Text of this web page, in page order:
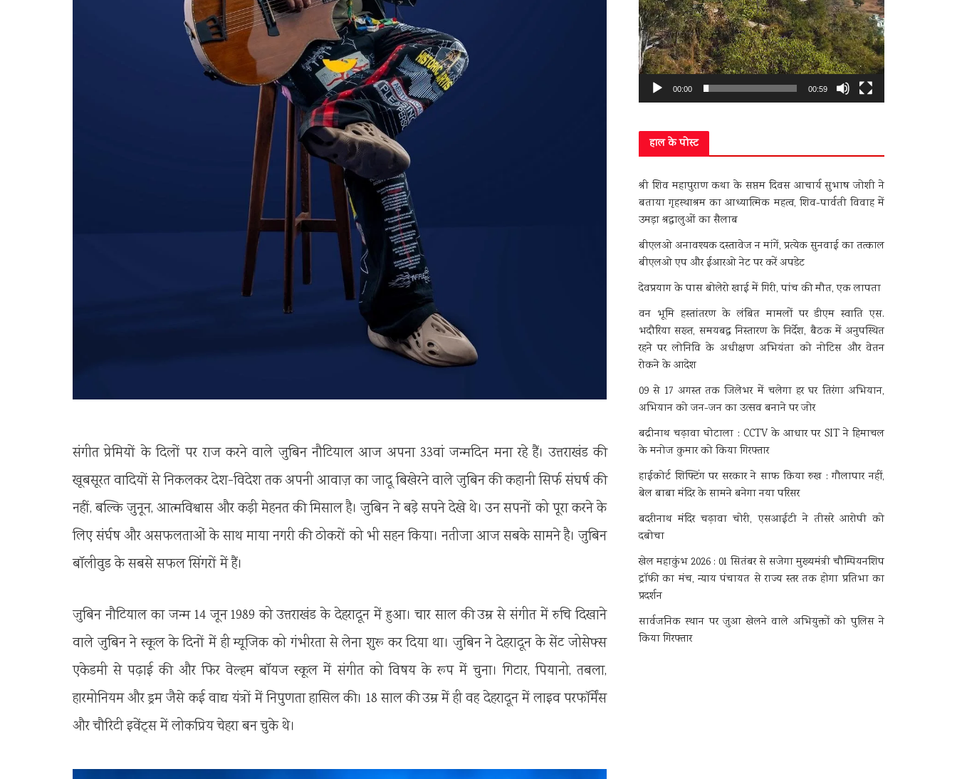
संगीत प्रेमियों के दिलों पर राज करने वाले जुबिन नौटियाल आज अपना 33वां जन्मदिन मना रहे हैं। उत्तराखंड की
खूबसूरत वादियों से निकलकर देश-विदेश तक अपनी आवाज़ का जादू बिखेरने वाले जुबिन की कहानी सिर्फ संघर्ष की
नहीं, बल्कि जुनून, आत्मविश्वास और कड़ी मेहनत की मिसाल है। जुबिन ने बड़े सपने देखे थे। उन सपनों को पूरा करने के
लिए संर्घष और असफलताओं के साथ माया नगरी की ठोकरों को भी सहन किया। नतीजा आज सबके सामने है। जुबिन
बॉलीवुड के सबसे सफल सिंगरों में हैं।
जुबिन नौटियाल का जन्म 14 जून 1989 को उत्तराखंड के देहरादून में हुआ। चार साल की उम्र से संगीत में रुचि दिखाने
वाले जुबिन ने स्कूल के दिनों में ही म्यूजिक को गंभीरता से लेना शुरू कर दिया था। जुबिन ने देहरादून के सेंट जोसेफ्स
एकेडमी से पढ़ाई की और फिर वेल्हम बॉयज स्कूल में संगीत को विषय के रूप में चुना। गिटार, पियानो, तबला,
हारमोनियम और ड्रम जैसे कई वाद्य यंत्रों में निपुणता हासिल की। 18 साल की उम्र में ही वह देहरादून में लाइव परफॉर्मेंस
और चौरिटी इवेंट्स में लोकप्रिय चेहरा बन चुके थे।
00:00 00:59
हाल के पोस्ट
श्री शिव महापुराण कथा के सप्तम दिवस आचार्य सुभाष जोशी ने
बताया गृहस्थाश्रम का आध्यात्मिक महत्व, शिव-पार्वती विवाह में
उमड़ा श्रद्धालुओं का सैलाब
बीएलओ अनावश्यक दस्तावेज न मांगें, प्रत्येक सुनवाई का तत्काल
बीएलओ एप और ईआरओ नेट पर करें अपडेट
देवप्रयाग के पास बोलेरो खाई में गिरी, पांच की मौत, एक लापता
वन भूमि हस्तांतरण के लंबित मामलों पर डीएम स्वाति एस.
भदौरिया सख्त, समयबद्ध निस्तारण के निर्देश, बैठक में अनुपस्थित
रहने पर लोनिवि के अधीक्षण अभियंता को नोटिस और वेतन
रोकने के आदेश
09 से 17 अगस्त तक जिलेभर में चलेगा हर घर तिरंगा अभियान,
अभियान को जन-जन का उत्सव बनाने पर जोर
बद्रीनाथ चढ़ावा घोटाला : CCTV के आधार पर SIT ने हिमाचल
के मनोज कुमार को किया गिरफ्तार
हाईकोर्ट शिफ्टिंग पर सरकार ने साफ किया रुख : गौलापार नहीं,
बेल बाबा मंदिर के सामने बनेगा नया परिसर
बदरीनाथ मंदिर चढ़ावा चोरी, एसआईटी ने तीसरे आरोपी को
दबोचा
खेल महाकुंभ 2026 : 01 सितंबर से सजेगा मुख्यमंत्री चौम्पियनशिप
ट्रॉफी का मंच, न्याय पंचायत से राज्य स्तर तक होगा प्रतिभा का
प्रदर्शन
सार्वजनिक स्थान पर जुआ खेलने वाले अभियुक्तों को पुलिस ने
किया गिरफ्तार